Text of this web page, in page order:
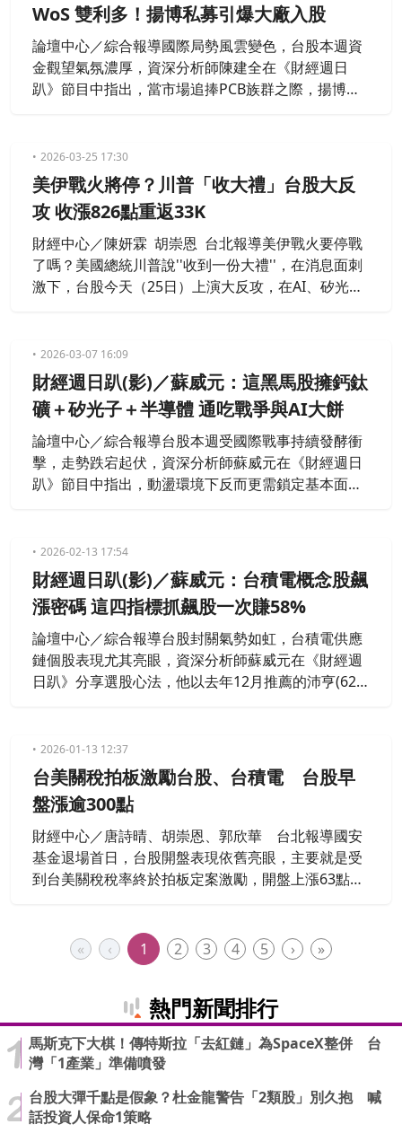
WoS 雙利多！揚博私募引爆大廠入股
論壇中心／綜合報導國際局勢風雲變色，台股本週資
金觀望氣氛濃厚，資深分析師陳建全在《財經週日
趴》節目中指出，當市場追捧PCB族群之際，揚博悄
現金增資私募普通股案，有旺更吸引多家大廠爭相入
股。陳建全指出，揚博從PCB厚板起家，產品已打入A
I高速運算、高速網路與低軌衛星應用，並在察覺PCB
成長瓶頸後，提前布
2026-03-25 17:30
美伊戰火將停？川普「收大禮」台股大反
攻 收漲826點重返33K
財經中心／陳妍霖 胡崇恩 台北報導美伊戰火要停戰
了嗎？美國總統川普說''收到一份大禮''，在消息面刺
激下，台股今天（25日）上演大反攻，在AI、矽光
點，最後收在33439點，漲826點，成交量6255億。
2026-03-07 16:09
財經週日趴(影)／蘇威元：這黑馬股擁鈣鈦
礦＋矽光子＋半導體 通吃戰爭與AI大餅
論壇中心／綜合報導台股本週受國際戰事持續發酵衝
擊，走勢跌宕起伏，資深分析師蘇威元在《財經週日
趴》節目中指出，動盪環境下反而更需鎖定基本面扎
收年增高達90.8%，本益比卻僅17.97倍，是同族群中
估值最低、題材最豐富的潛力黑馬。蘇威元分析港建
是「魚與熊掌可以兼得」的股票，港建代理中國邁為
股份（MAXWEL
2026-02-13 17:54
財經週日趴(影)／蘇威元：台積電概念股飆
漲密碼 這四指標抓飆股一次賺58%
論壇中心／綜合報導台股封關氣勢如虹，台積電供應
鏈個股表現尤其亮眼，資深分析師蘇威元在《財經週
日趴》分享選股心法，他以去年12月推薦的沛亨(629
材要對、財報要爆發」，並掌握四大財務指標。蘇威
元表示，想要抓到飆股，首先要選對產業族群，像是
AI、矽光子、記憶體、PCB、散熱等，都是目前的主
流題材。他以
2026-01-13 12:37
台美關稅拍板激勵台股、台積電 台股早
盤漲逾300點
財經中心／唐詩晴、胡崇恩、郭欣華 台北報導國安
基金退場首日，台股開盤表現依舊亮眼，主要就是受
到台美關稅稅率終於拍板定案激勵，開盤上漲63點，
協議中，傳出就包含台積電要增加投資五座晶圓廠，
也讓短線依舊有話題支撐。
« ‹ 1 2 3 4 5 › »
熱門新聞排行
馬斯克下大棋！傳特斯拉「去紅鏈」為SpaceX整併 台
灣「1產業」準備噴發
台股大彈千點是假象？杜金龍警告「2類股」別久抱 喊
話投資人保命1策略